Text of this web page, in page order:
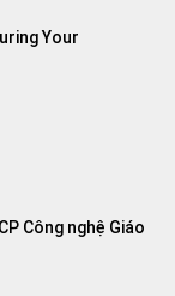
Your
Công nghệ Giáo